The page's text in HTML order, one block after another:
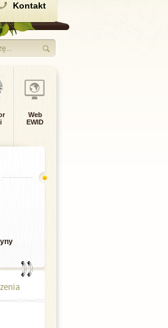
Kontakt
Web
EWID